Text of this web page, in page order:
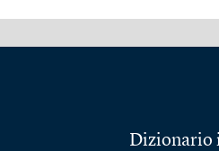
Dizionario